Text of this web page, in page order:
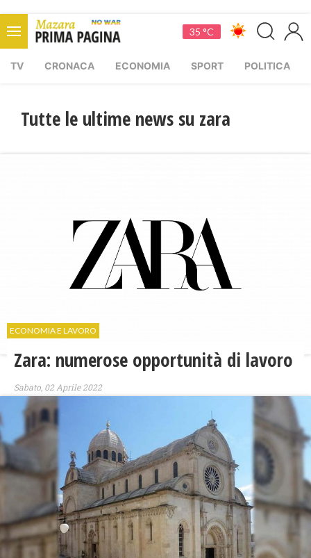
35 °C
TV CRONACA ECONOMIA SPORT POLITICA
Tutte le ultime news su zara
ECONOMIA E LAVORO
Zara: numerose opportunità di lavoro
Sabato, 02 Aprile 2022